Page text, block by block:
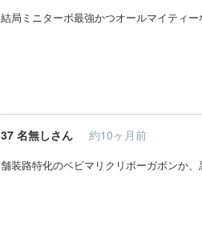
結局ミニターボ最強かつオールマイティ
37 名無しさん 約10ヶ月前
舗装路特化のベビマリクリボーガボンか